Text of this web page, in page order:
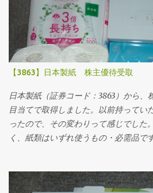
【3863】日本製紙 株主優待受取
日本製紙（証券コード：3863）から、
目当てで取得しました。以前持ってい
ったので、その変わりって感じでした
く、紙類はいずれ使うもの・必需品で